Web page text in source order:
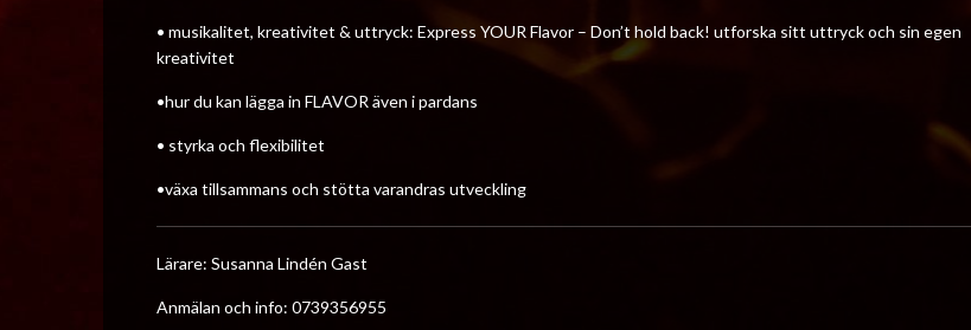
• musikalitet, kreativitet & uttryck: Express YOUR Flavor – Don’t hold back! utforska sitt uttryck och sin egen
kreativitet
•hur du kan lägga in FLAVOR även i pardans
• styrka och flexibilitet
•växa tillsammans och stötta varandras utveckling
Lärare: Susanna Lindén Gast
Anmälan och info: 0739356955